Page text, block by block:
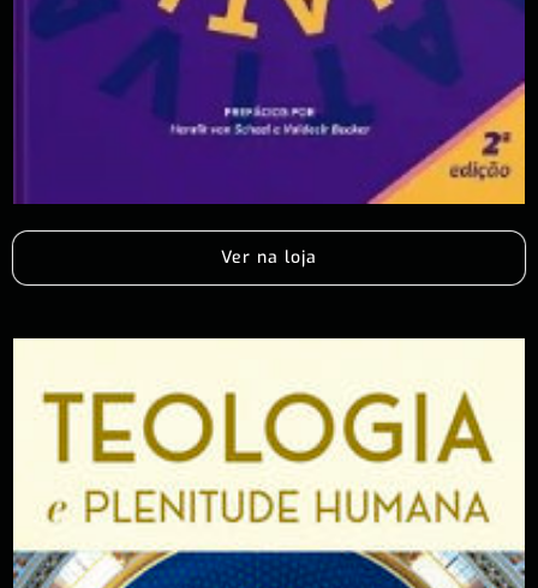
Ver na loja